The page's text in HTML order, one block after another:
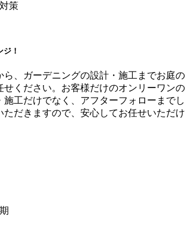
策
！
ら、ガーデニングの設計・施工までお庭の
せください。お客様だけのオンリーワンの
施工だけでなく、アフターフォローまでし
ただきますので、安心してお任せいただけ